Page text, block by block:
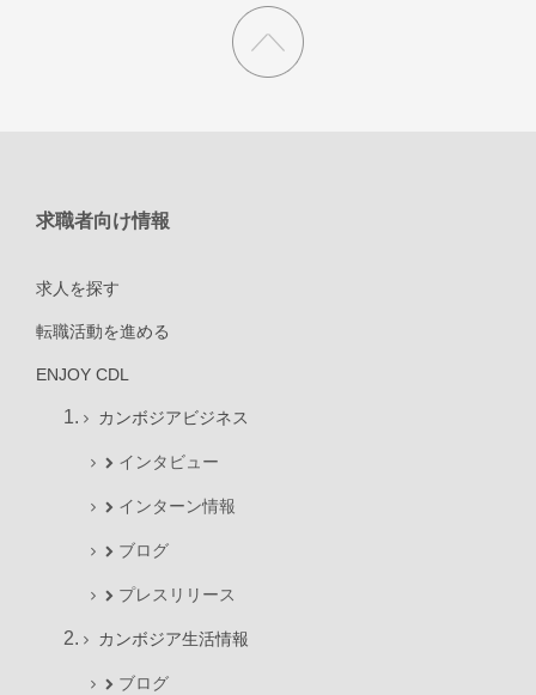
求職者向け情報
求人を探す
転職活動を進める
ENJOY CDL
カンボジアビジネス
インタビュー
インターン情報
ブログ
プレスリリース
カンボジア生活情報
ブログ